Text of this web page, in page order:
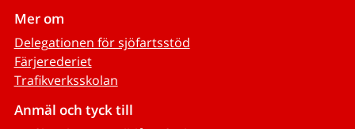
Mer om
Delegationen för sjöfartsstöd
Färjerederiet
Trafikverksskolan
Anmäl och tyck till